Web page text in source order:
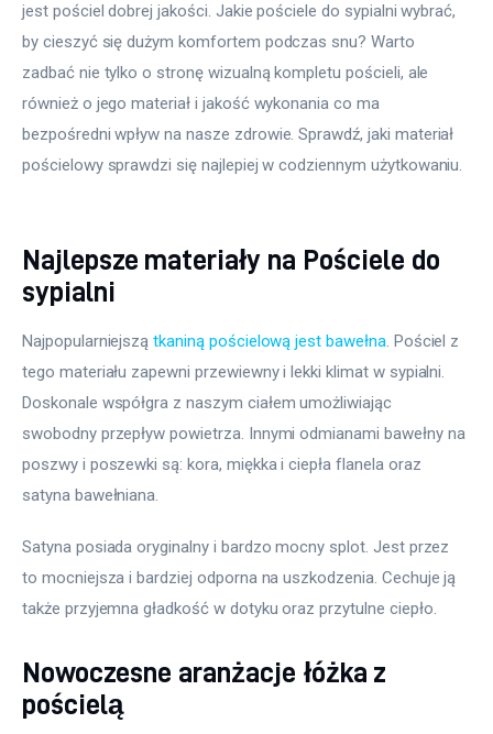
jest pościel dobrej jakości. Jakie pościele do sypialni wybrać,
by cieszyć się dużym komfortem podczas snu? Warto
zadbać nie tylko o stronę wizualną kompletu pościeli, ale
również o jego materiał i jakość wykonania co ma
bezpośredni wpływ na nasze zdrowie. Sprawdź, jaki materiał
pościelowy sprawdzi się najlepiej w codziennym użytkowaniu.
Najlepsze materiały na Pościele do
sypialni
Najpopularniejszą tkaniną pościelową jest bawełna. Pościel z
tego materiału zapewni przewiewny i lekki klimat w sypialni.
Doskonale współgra z naszym ciałem umożliwiając
swobodny przepływ powietrza. Innymi odmianami bawełny na
poszwy i poszewki są: kora, miękka i ciepła flanela oraz
satyna bawełniana.
Satyna posiada oryginalny i bardzo mocny splot. Jest przez
to mocniejsza i bardziej odporna na uszkodzenia. Cechuje ją
także przyjemna gładkość w dotyku oraz przytulne ciepło.
Nowoczesne aranżacje łóżka z
pościelą